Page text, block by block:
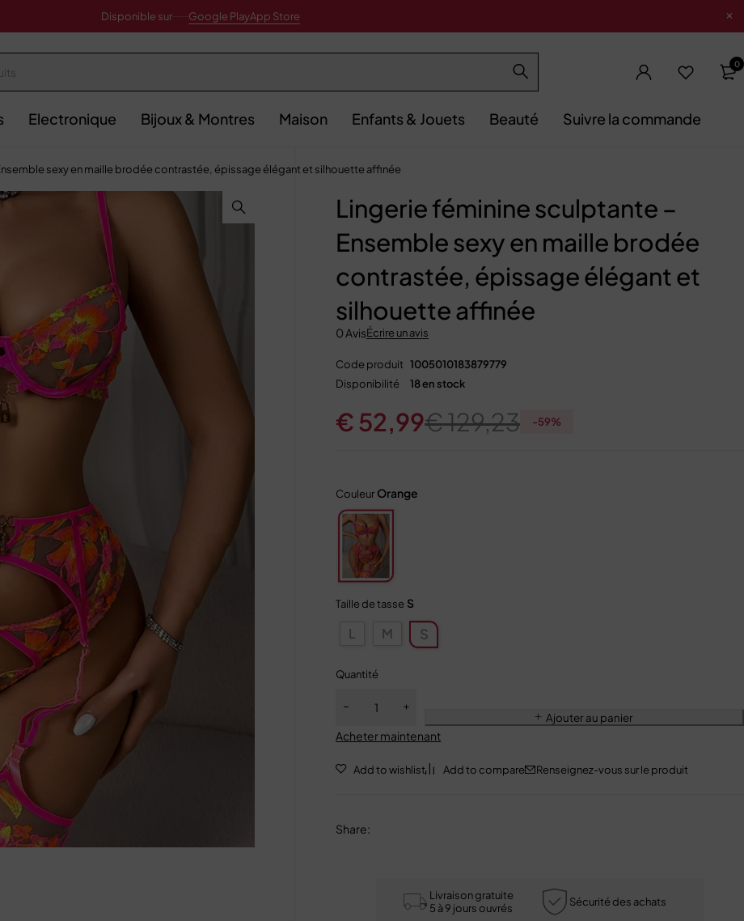
Disponible sur Google PlayApp Store
0
Electronique Bijoux & Montres Maison Enfants & Jouets Beauté Suivre la commande
sexy en maille brodée contrastée, épissage élégant et silhouette affinée
Lingerie féminine sculptante –
Ensemble sexy en maille brodée
contrastée, épissage élégant et
silhouette affinée
0 AvisÉcrire un avis
Code produit 1005010183879779
Disponibilité
18 en stock
€129,23
€52,99 -59%
Couleur Orange
Taille de tasse S
L M S
Quantité
Ajouter au panier
Acheter maintenant
Renseignez-vous sur le produit
Share:
Livraison gratuite
5 à 9 jours ouvrés
Sécurité des achats